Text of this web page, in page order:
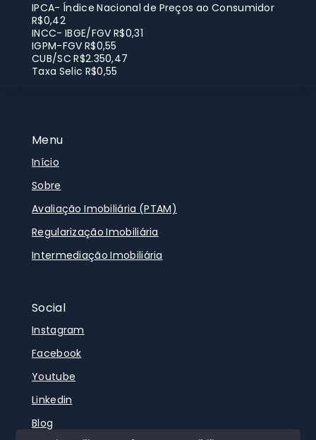
Menu
Início
Sobre
Avaliação Imobiliária (PTAM)
Regularização Imobiliária
Intermediação Imobiliária
Social
Instagram
Facebook
Youtube
Linkedin
Blog
IPCA- Índice Nacional de Preços ao Consumidor
R$0,42
INCC- IBGE/FGV R$0,31
IGPM-FGV R$0,55
CUB/SC R$2.350,47
Taxa Selic R$0,55